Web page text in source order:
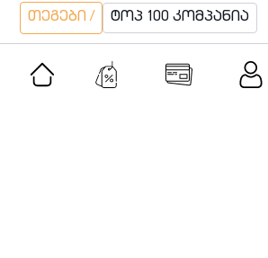
თეგები / ტოპ 100 კომპანია
მსგავსი შეთავაზებები